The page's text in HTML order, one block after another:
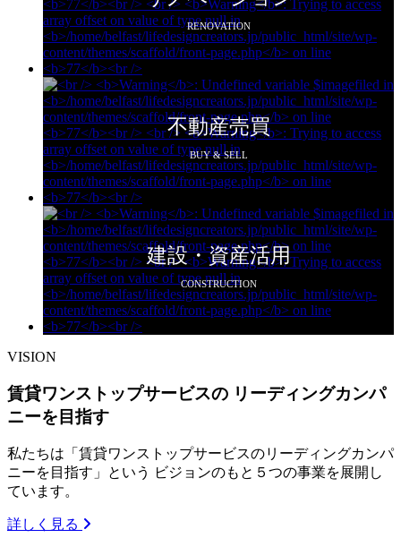
RENOVATION
不動産売買
BUY & SELL
建設・資産活用
CONSTRUCTION
VISION
賃貸ワンストップサービスの リーディングカンパ
ニーを目指す
私たちは「賃貸ワンストップサービスのリーディングカンパ
ニーを目指す」という ビジョンのもと５つの事業を展開し
ています。
詳しく見る